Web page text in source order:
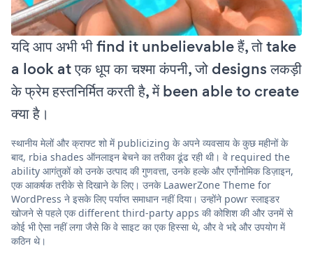
यदि आप अभी भी find it unbelievable हैं, तो take
a look at एक धूप का चश्मा कंपनी, जो designs लकड़ी
के फ्रेम हस्तनिर्मित करती है, में been able to create
क्या है।
स्थानीय मेलों और क्राफ्ट शो में publicizing के अपने व्यवसाय के कुछ महीनों के
बाद, rbia shades ऑनलाइन बेचने का तरीका ढूंढ रही थी। वे required the
ability आगंतुकों को उनके उत्पाद की गुणवत्ता, उनके हल्के और एर्गोनोमिक डिज़ाइन,
एक आकर्षक तरीके से दिखाने के लिए। उनके LaawerZone Theme for
WordPress ने इसके लिए पर्याप्त समाधान नहीं दिया। उन्होंने powr स्लाइडर
खोजने से पहले एक different third-party apps की कोशिश की और उनमें से
कोई भी ऐसा नहीं लगा जैसे कि वे साइट का एक हिस्सा थे, और वे भद्दे और उपयोग में
कठिन थे।